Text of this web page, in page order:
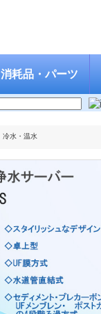
消耗品・パーツ
冷水・温水